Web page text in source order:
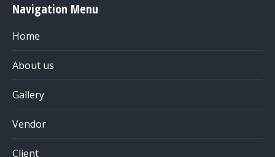
Navigation Menu
Home
About us
Gallery
Vendor
Client